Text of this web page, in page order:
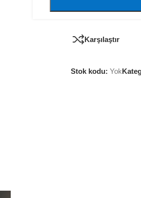
Karşılaştır
Stok kodu:Yok